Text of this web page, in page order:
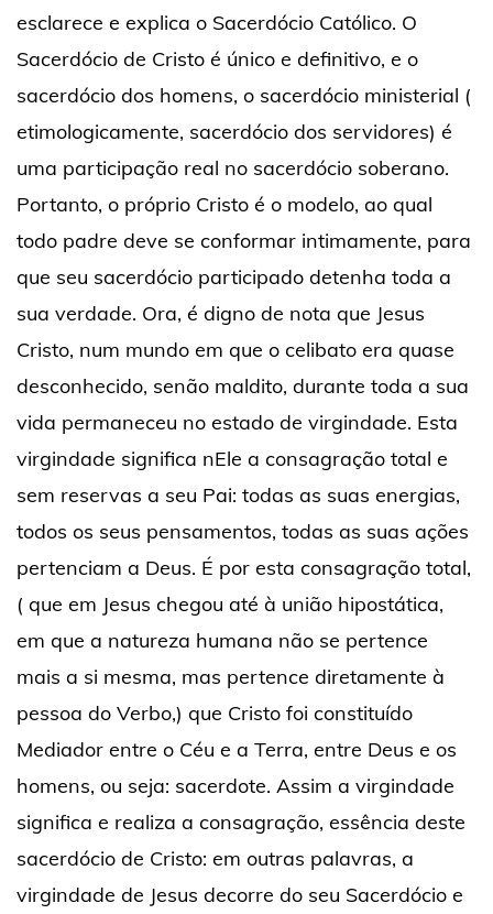
esclarece e explica o Sacerdócio Católico. O
Sacerdócio de Cristo é único e definitivo, e o
sacerdócio dos homens, o sacerdócio ministerial (
etimologicamente, sacerdócio dos servidores) é
uma participação real no sacerdócio soberano.
Portanto, o próprio Cristo é o modelo, ao qual
todo padre deve se conformar intimamente, para
que seu sacerdócio participado detenha toda a
sua verdade. Ora, é digno de nota que Jesus
Cristo, num mundo em que o celibato era quase
desconhecido, senão maldito, durante toda a sua
vida permaneceu no estado de virgindade. Esta
virgindade significa nEle a consagração total e
sem reservas a seu Pai: todas as suas energias,
todos os seus pensamentos, todas as suas ações
pertenciam a Deus. É por esta consagração total,
( que em Jesus chegou até à união hipostática,
em que a natureza humana não se pertence
mais a si mesma, mas pertence diretamente à
pessoa do Verbo,) que Cristo foi constituído
Mediador entre o Céu e a Terra, entre Deus e os
homens, ou seja: sacerdote. Assim a virgindade
significa e realiza a consagração, essência deste
sacerdócio de Cristo: em outras palavras, a
virgindade de Jesus decorre do seu Sacerdócio e